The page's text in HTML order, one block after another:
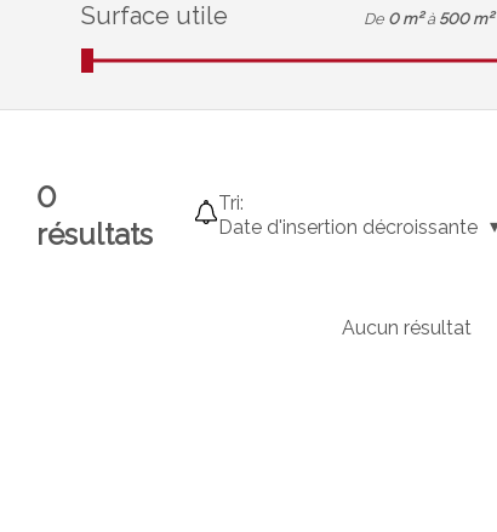
Surface utile De 0 m² à 500 m²
0
résultats
Tri:
Date d'insertion décroissante
Aucun résultat